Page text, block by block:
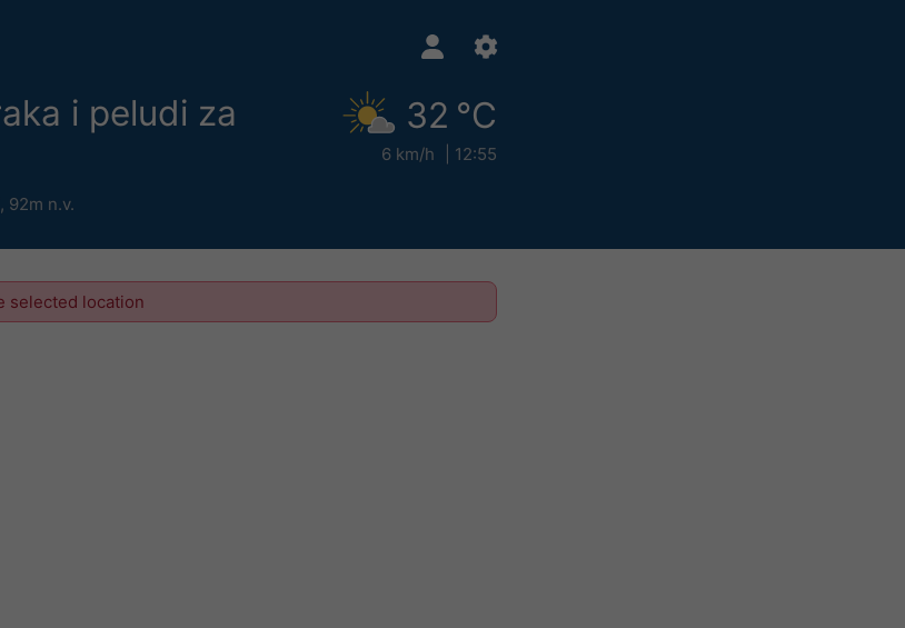
i peludi za
92m n.v.
32 °C
6 km/h 12:55
selected location